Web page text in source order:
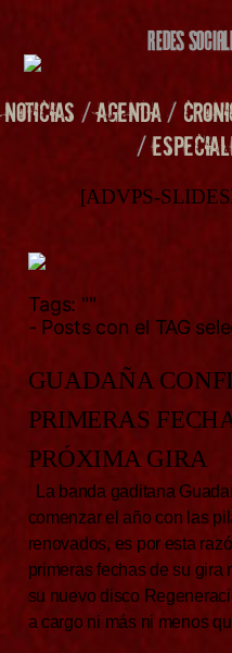
REDES
NOTICIAS /AGENDA/
/
[ADVPS-
Tags: ""
- Posts con el TAG
GUADAÑA
PRIMERAS
PRÓXIMA GIRA
La banda gaditana
comenzar el año con las
renovados, es por esta
primeras fechas de su gira
su nuevo disco
a cargo ni más ni menos